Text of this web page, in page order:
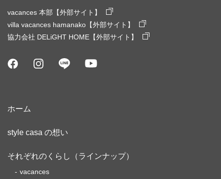
vacances 本部【外部サイト】
villa vacances hamanako【外部サイト】
協力会社 DELiGHT HOME【外部サイト】
ホーム
style casa の想い
それぞれのくらし（ラインナップ）
vacances